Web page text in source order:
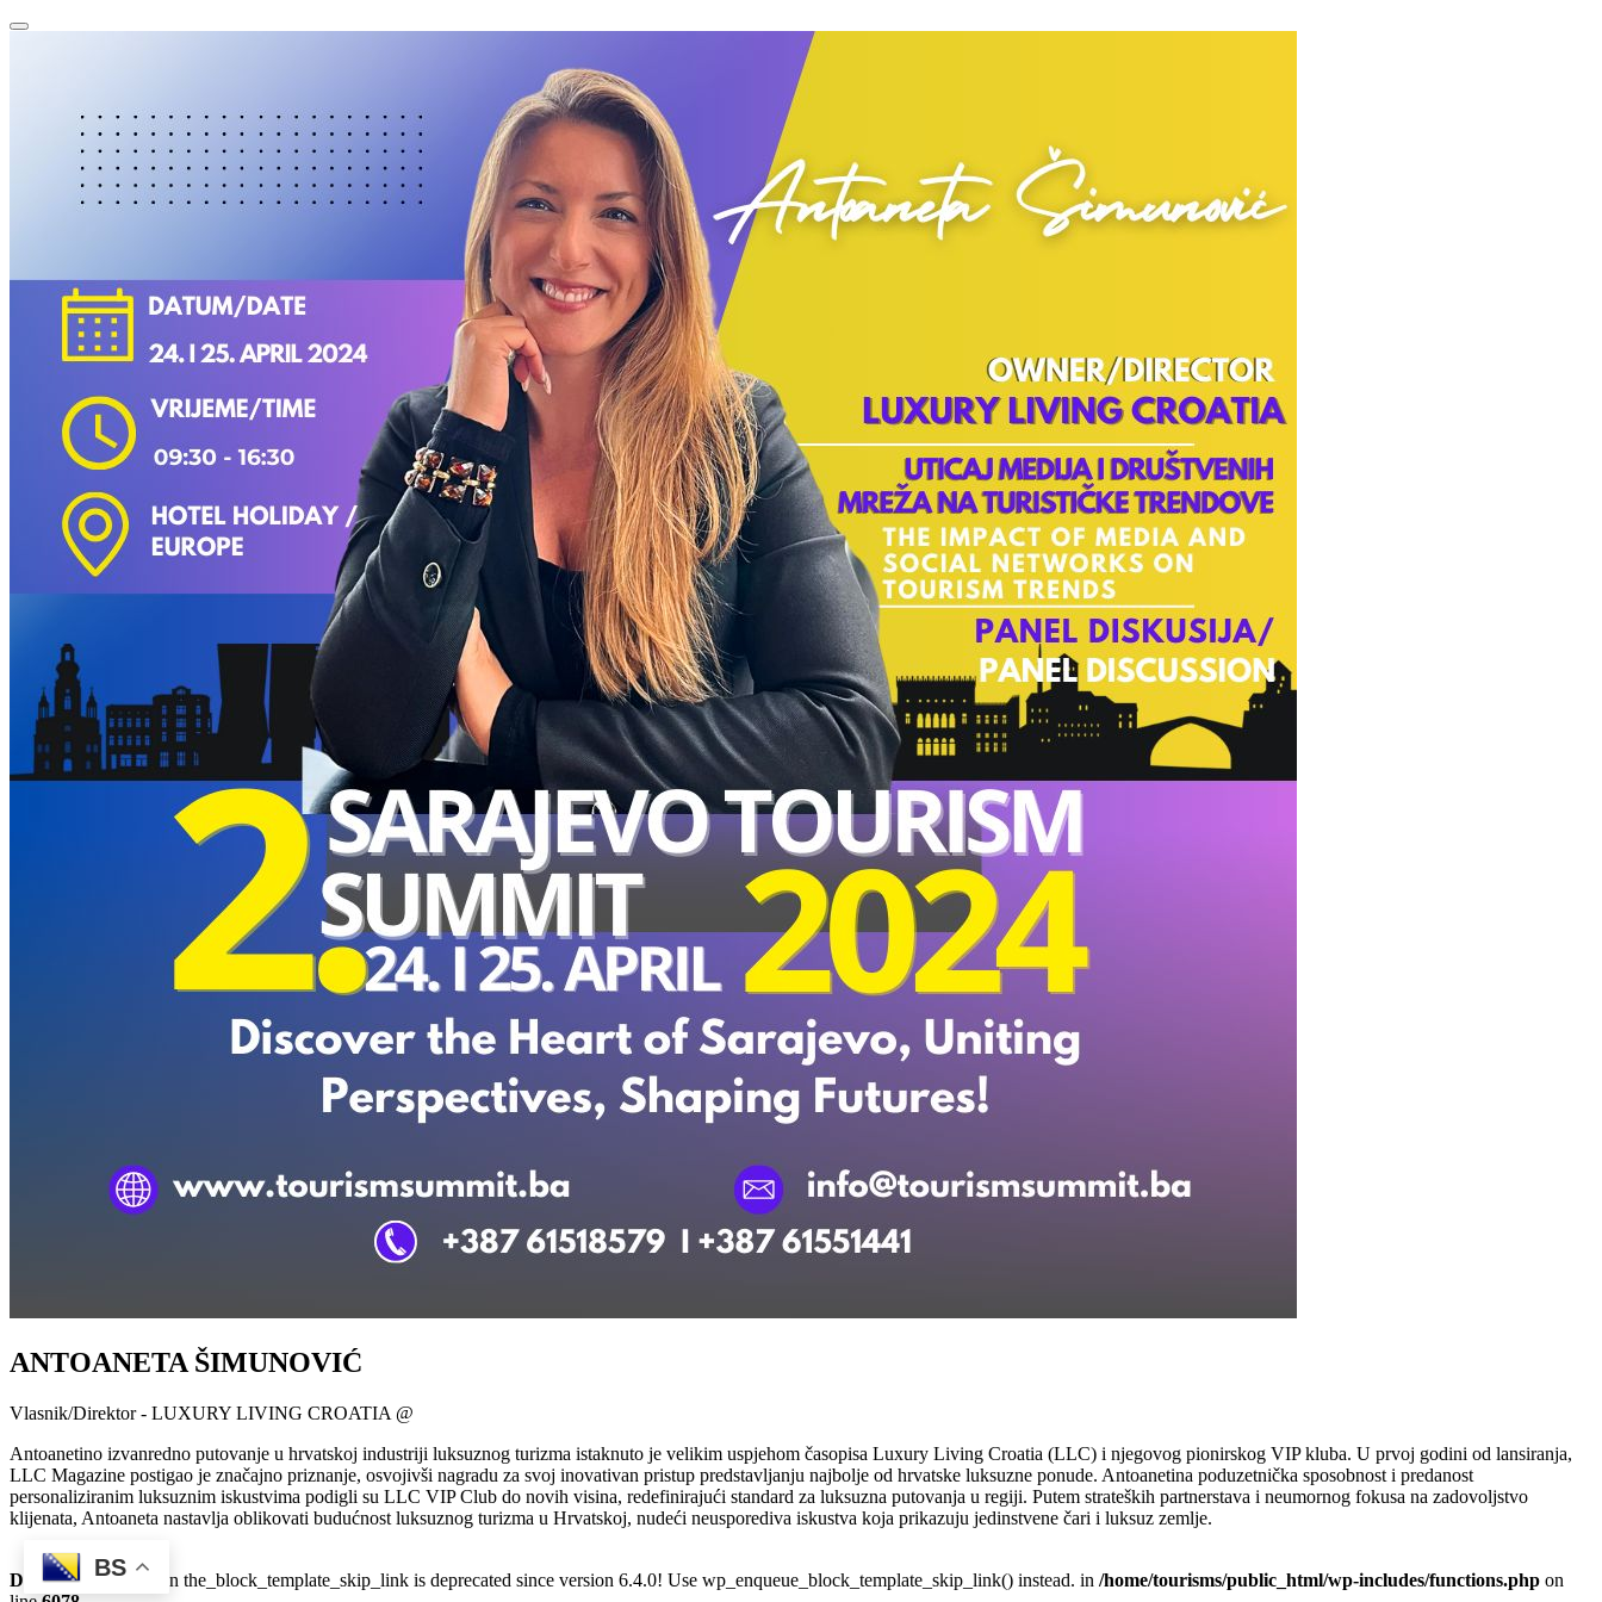
ANTOANETA ŠIMUNOVIĆ
Vlasnik/Direktor - LUXURY LIVING CROATIA @
Antoanetino izvanredno putovanje u hrvatskoj industriji luksuznog turizma istaknuto je velikim uspjehom časopisa Luxury Living Croatia (LLC) i njegovog pionirskog VIP kluba. U prvoj godini od lansiranja,
LLC Magazine postigao je značajno priznanje, osvojivši nagradu za svoj inovativan pristup predstavljanju najbolje od hrvatske luksuzne ponude. Antoanetina poduzetnička sposobnost i predanost
personaliziranim luksuznim iskustvima podigli su LLC VIP Club do novih visina, redefinirajući standard za luksuzna putovanja u regiji. Putem strateških partnerstava i neumornog fokusa na zadovoljstvo
klijenata, Antoaneta nastavlja oblikovati budućnost luksuznog turizma u Hrvatskoj, nudeći neusporediva iskustva koja prikazuju jedinstvene čari i luksuz zemlje.
Deprecated: Function the_block_template_skip_link is deprecated since version 6.4.0! Use wp_enqueue_block_template_skip_link() instead. in /home/tourisms/public_html/wp-includes/functions.php on
BS